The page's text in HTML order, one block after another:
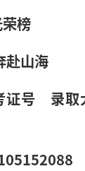
榜
赴山海
号 录取